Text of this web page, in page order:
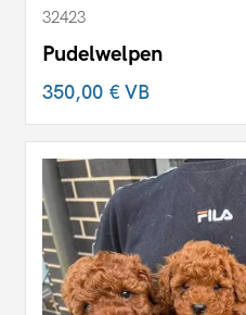
32423
Pudelwelpen
350,00 €VB